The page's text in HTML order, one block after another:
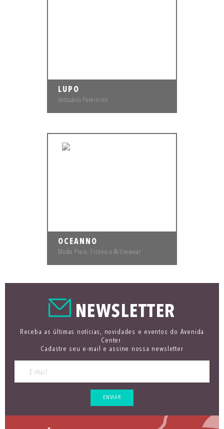
LUPO
Vestuário Feminino
OCEANNO
Moda Praia, Fitness e Activewear
NEWSLETTER
Receba as últimas notícias, novidades e eventos do Avenida
Center.
Cadastre seu e-mail e assine nossa newsletter
ENVIAR